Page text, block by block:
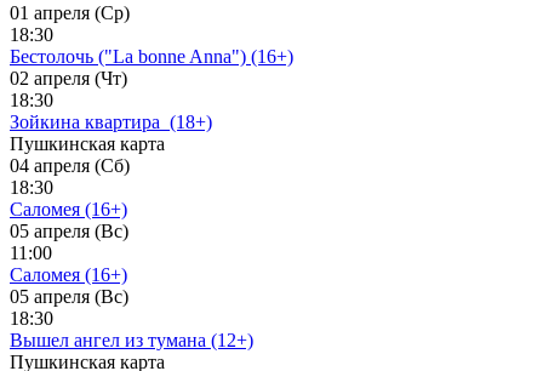
01 апреля (Ср)
18:30
Бестолочь ("La bonne Anna") (16+)
02 апреля (Чт)
18:30
Зойкина квартира_(18+)
Пушкинская карта
04 апреля (Сб)
18:30
Саломея (16+)
05 апреля (Вс)
11:00
Саломея (16+)
05 апреля (Вс)
18:30
Вышел ангел из тумана (12+)
Пушкинская карта